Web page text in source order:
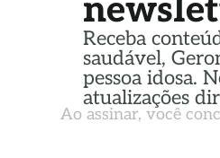
Receba
saudável,
pessoa idosa.
atualizações
Ao assinar, você